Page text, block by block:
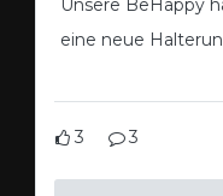
Unsere BeHappy
eine neue
3 3